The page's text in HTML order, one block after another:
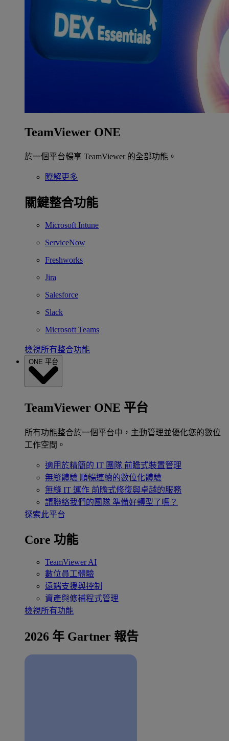
TeamViewer ONE
於一個平台暢享 TeamViewer 的全部功能。
瞭解更多
關鍵整合功能
Microsoft Intune
ServiceNow
Freshworks
Jira
Salesforce
Slack
Microsoft Teams
檢視所有整合功能
ONE 平台
TeamViewer ONE 平台
所有功能整合於一個平台中，主動管理並優化您的數位
工作空間。
適用於精簡的 IT 團隊 前瞻式裝置管理
無縫體驗 順暢連續的數位化體驗
無縫 IT 運作 前瞻式修復與卓越的服務
請聯絡我們的團隊 準備好轉型了嗎？
探索此平台
Core 功能
TeamViewer AI
數位員工體驗
遠端支援與控制
資產與修補程式管理
檢視所有功能
2026 年 Gartner 報告